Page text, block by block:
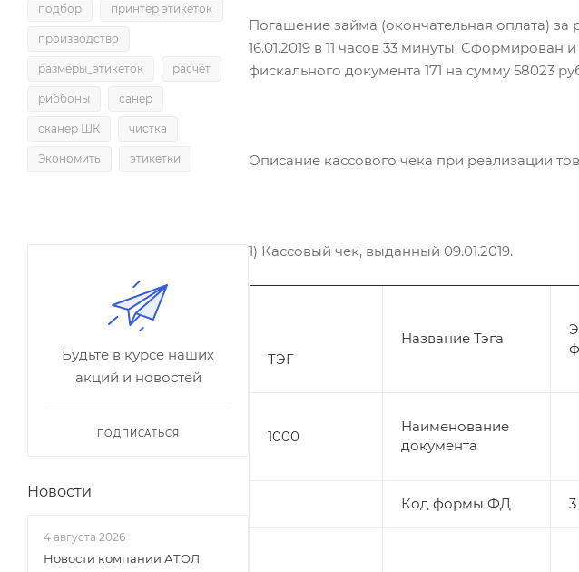
Погашение займа (окончательная оплата)
16.01.2019 в 11 часов 33 минуты.
фискального документа 171 на сумму 58023
Описание кассового чека при реализации
1) Кассовый чек, выданный 09.01.2019.
ТЭГ
Название Тэга
1000
Наименование
документа
Код формы ФД 3
подбор принтер этикеток
производство
размеры_этикеток расчёт
риббоны санер
сканер ШК чистка
Экономить этикетки
Будьте в курсе наших
акций и новостей
ПОДПИСАТЬСЯ
Новости
4 августа 2026
Новости компании АТОЛ